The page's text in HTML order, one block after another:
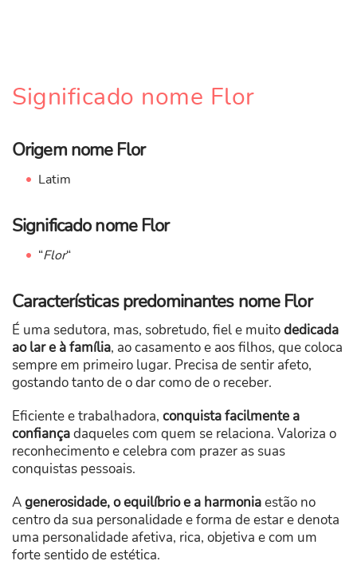
Significado nome Flor
Origem nome Flor
Latim
Significado nome Flor
“Flor“
Características predominantes nome Flor
É uma sedutora, mas, sobretudo, fiel e muitodedicada
ao lar e à família, ao casamento e aos filhos, que coloca
sempre em primeiro lugar. Precisa de sentir afeto,
gostando tanto de o dar como de o receber.
Eficiente e trabalhadora, conquista facilmente a
confiançadaqueles com quem se relaciona. Valoriza o
reconhecimento e celebra com prazer as suas
conquistas pessoais.
Agenerosidade, o equilíbrio e a harmoniaestão no
centro da sua personalidade e forma de estar e denota
uma personalidade afetiva, rica, objetiva e com um
forte sentido de estética.